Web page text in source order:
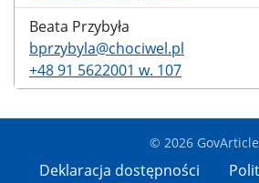
Beata Przybyła
bprzybyla@chociwel.pl
+48 91 5622001 w. 107
© 2026 GovArticle
Deklaracja dostępności